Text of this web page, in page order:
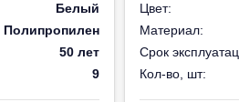
Белый
Полипропилен
50 лет
9
Цвет:
Материал:
Срок
Кол-во, шт: